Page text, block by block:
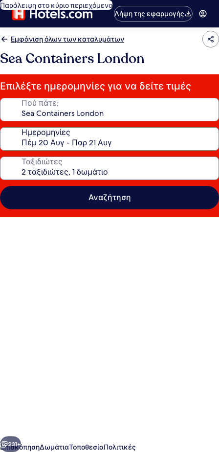
Παράλειψη στο κύριο περιεχόμενο
Λήψη της εφαρμογής
Εμφάνιση όλων των καταλυμάτων
Sea Containers London
Επιλέξτε ημερομηνίες για να δείτε τιμές
Πού πάτε;
Ημερομηνίες
Ταξιδιώτες
Αναζήτηση
Επόμενο
231+
ΕπισκόπησηΔωμάτιαΤοποθεσίαΠολιτικές